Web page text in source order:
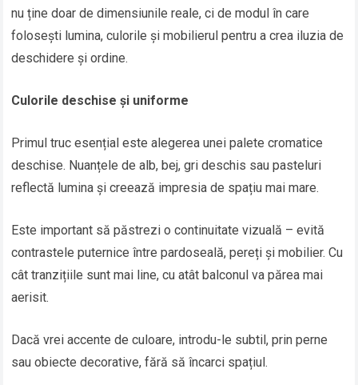
nu ține doar de dimensiunile reale, ci de modul în care
folosești lumina, culorile și mobilierul pentru a crea iluzia de
deschidere și ordine.
Culorile deschise și uniforme
Primul truc esențial este alegerea unei palete cromatice
deschise. Nuanțele de alb, bej, gri deschis sau pasteluri
reflectă lumina și creează impresia de spațiu mai mare.
Este important să păstrezi o continuitate vizuală – evită
contrastele puternice între pardoseală, pereți și mobilier. Cu
cât tranzițiile sunt mai line, cu atât balconul va părea mai
aerisit.
Dacă vrei accente de culoare, introdu-le subtil, prin perne
sau obiecte decorative, fără să încarci spațiul.